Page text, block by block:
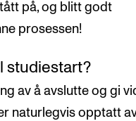
på, og blitt godt
prosessen!
studiestart?
av å avslutte og gi
naturlegvis opptatt